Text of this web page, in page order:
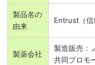
製品名の
由来
Entrust（
製薬会社
製造販売：
共同プロモ